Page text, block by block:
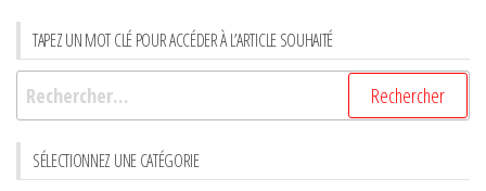
TAPEZ UN MOT CLÉ POUR ACCÉDER À L’ARTICLE SOUHAITÉ
Rechercher :
SÉLECTIONNEZ UNE CATÉGORIE